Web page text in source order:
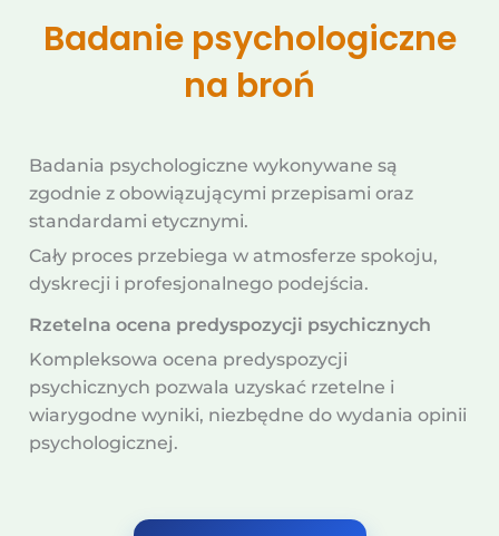
Badanie psychologiczne
na broń
Badania psychologiczne wykonywane są
zgodnie z obowiązującymi przepisami oraz
standardami etycznymi.
Cały proces przebiega w atmosferze spokoju,
dyskrecji i profesjonalnego podejścia.
Rzetelna ocena predyspozycji psychicznych
Kompleksowa ocena predyspozycji
psychicznych pozwala uzyskać rzetelne i
wiarygodne wyniki, niezbędne do wydania opinii
psychologicznej.